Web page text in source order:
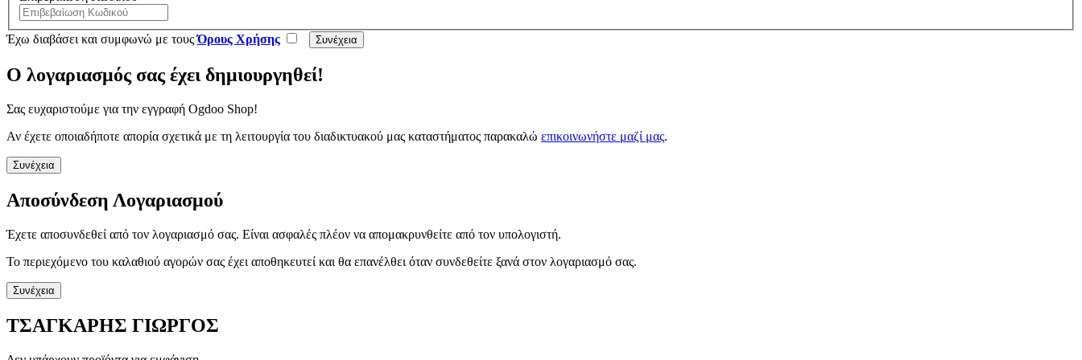
Έχω διαβάσει και συμφωνώ με τουςΌρους Χρήσης
Ο λογαριασμός σας έχει δημιουργηθεί!
Σας ευχαριστούμε για την εγγραφή Ogdoo Shop!
Αν έχετε οποιαδήποτε απορία σχετικά με τη λειτουργία του διαδικτυακού μας καταστήματος παρακαλώ επικοινωνήστε μαζί μας.
Συνέχεια
Αποσύνδεση Λογαριασμού
Έχετε αποσυνδεθεί από τον λογαριασμό σας. Είναι ασφαλές πλέον να απομακρυνθείτε από τον υπολογιστή.
Το περιεχόμενο του καλαθιού αγορών σας έχει αποθηκευτεί και θα επανέλθει όταν συνδεθείτε ξανά στον λογαριασμό σας.
Συνέχεια
ΤΣΑΓΚΑΡΗΣ ΓΙΩΡΓΟΣ